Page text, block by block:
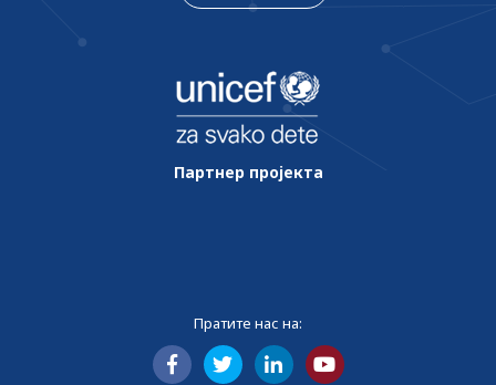
Партнер пројекта
Пратите нас на: